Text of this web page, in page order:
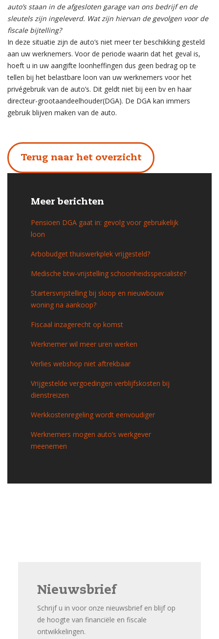
auto’s staan in de afgesloten garage van ons bedrijf en de
sleutels zijn ingeleverd. Wat zijn hiervan de gevolgen voor de
fiscale bijtelling?
In deze situatie zijn de auto’s niet meer ter beschikking gesteld
aan uw werknemers. Voor de periode waarin dat het geval is,
hoeft u in uw aangifte loonheffingen dus geen bedrag op te
tellen bij het belastbare loon van uw werknemers voor het
privégebruik van de auto’s. Dit geldt niet bij een bv en haar
directeur-grootaandeelhouder(DGA). De DGA kan immers
gebruik blijven maken van de auto.
Terug naar het overzicht
Meer berichten
Pensioen DGA gaat in: gevolg voor gebruikelijk
loon
Arbobudget thuiswerkplek vrijgesteld?
Medische btw-vrijstelling schoonheidsspecialiste?
Startersvrijstelling bij sloop en nieuwbouw
woning na aankoop?
Fiscaal inzagerecht op komst
Werknemer wil meer uren werken
Verlies webshop niet aftrekbaar
Vrijgestelde vergoedingen verblijfskosten bij
dienstreizen
Werkkostenregeling wordt eenvoudiger
Werknemers mogen auto’s werkgever
meenemen
Nieuwsbrief
Schrijf u in voor onze nieuwsbrief en blijf op
de hoogte van financiële en fiscale
ontwikkelingen.